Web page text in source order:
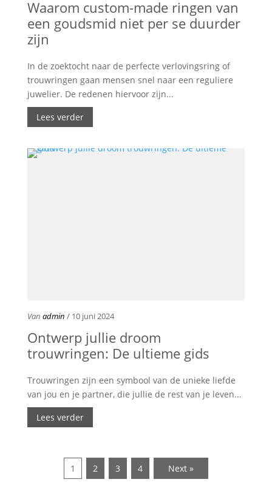
Waarom custom-made ringen van
een goudsmid niet per se duurder
zijn
In de zoektocht naar de perfecte verlovingsring of
trouwringen gaan mensen snel naar een reguliere
juwelier. De redenen hiervoor zijn...
Lees verder
Van admin / 10 juni 2024
Ontwerp jullie droom
trouwringen: De ultieme gids
Trouwringen zijn een symbool van de unieke liefde
van jou en je partner, die jullie de rest van je leven...
Lees verder
1 2 3 4 Next »